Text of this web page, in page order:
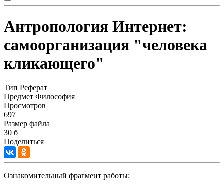
Антропология Интернет:
самоорганизация "человека
кликающего"
Тип Реферат
Предмет Философия
Просмотров
697
Размер файла
30 б
Поделиться
Ознакомительный фрагмент работы: